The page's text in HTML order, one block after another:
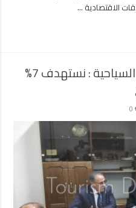
الاقتصادية …
الشاعر في جمعية الكتاب السياحية : نستهدف 7%
0